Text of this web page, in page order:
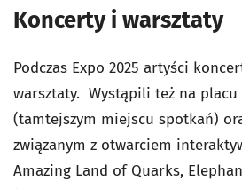
Koncerty i warsztaty
Podczas Expo 2025 artyści
warsztaty. Wystąpili też na placu
(tamtejszym miejscu spotkań)
związanym z otwarciem
Amazing Land of Quarks,